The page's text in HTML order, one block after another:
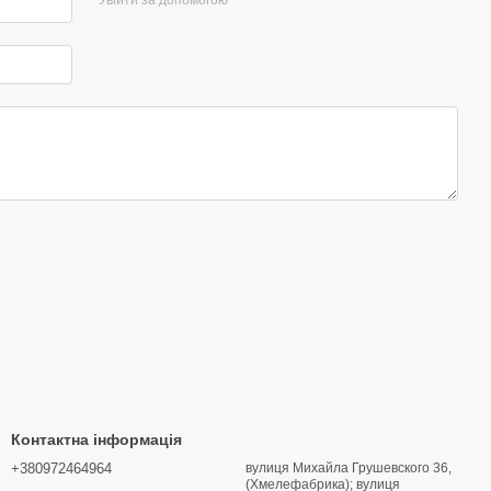
Контактна інформація
+380972464964
вулиця Михайла Грушевского 36,
(Хмелефабрика); вулиця